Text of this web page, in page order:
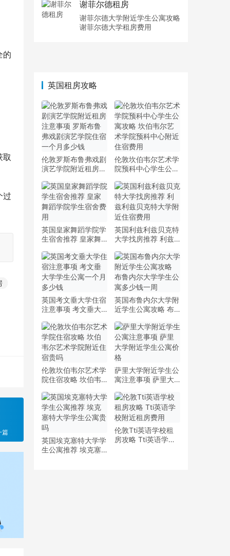
的
取
过
篇
谢菲尔德租房
谢菲尔德大学附近学生公寓攻略
谢菲尔德大学租房费用
英国租房攻略
伦敦罗斯布鲁弗戏剧
演艺学院附近租房注
戏剧演艺学院住宿一
个月多少钱
伦敦坎伯韦尔艺术学
院预科中心学生公寓
学院预科中心附近住
宿费用
英国皇家舞蹈学院学
生宿舍推荐 皇家舞
英国利兹利兹贝克特
大学找房推荐 利兹
住宿费用
英国考文垂大学住宿
注意事项 考文垂大
少钱
英国布鲁内尔大学附
近学生公寓攻略 布
多少钱一周
伦敦坎伯韦尔艺术学
院住宿攻略 坎伯韦
贵吗
萨里大学附近学生公
寓注意事项 萨里大
英国埃克塞特大学学
生公寓推荐 埃克塞
伦敦Tti英语学校租
房攻略 Tti英语学校